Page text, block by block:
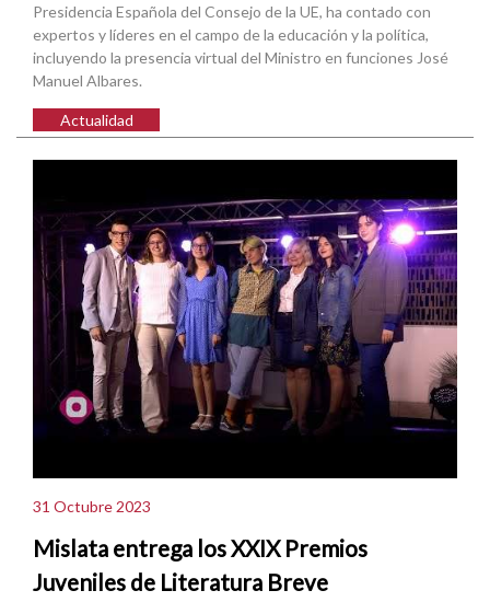
Presidencia Española del Consejo de la UE, ha contado con
expertos y líderes en el campo de la educación y la política,
incluyendo la presencia virtual del Ministro en funciones José
Manuel Albares.
Actualidad
31 Octubre 2023
Mislata entrega los XXIX Premios
Juveniles de Literatura Breve